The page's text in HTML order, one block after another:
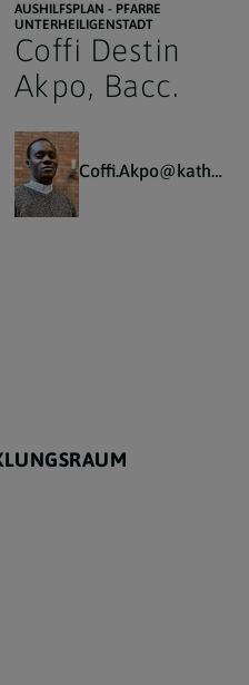
AUSHILFSPLAN - PFARRE
UNTERHEILIGENSTADT
Coffi Destin
Akpo, Bacc.
Coffi.Akpo@katholischekirche.at